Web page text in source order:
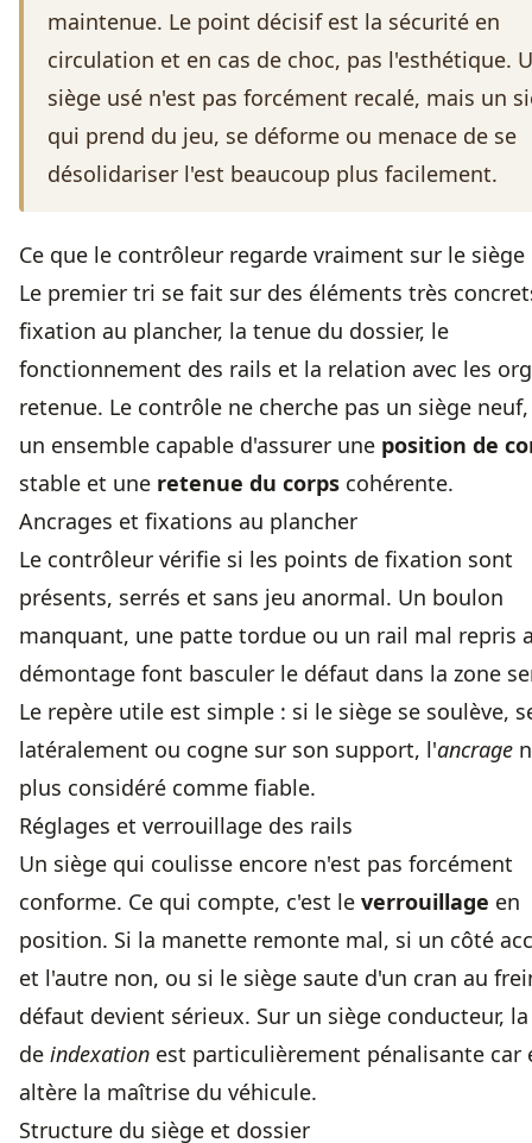
maintenue. Le point décisif est la sécurité en
circulation et en cas de choc, pas l'esthétique.
siège usé n'est pas forcément recalé, mais un
qui prend du jeu, se déforme ou menace de se
désolidariser l'est beaucoup plus facilement.
Ce que le contrôleur regarde vraiment sur le siège
Le premier tri se fait sur des éléments très
fixation au plancher, la tenue du dossier, le
fonctionnement des rails et la relation avec les
retenue. Le contrôle ne cherche pas un siège
un ensemble capable d'assurer une position de
stable et une retenue du corps cohérente.
Ancrages et fixations au plancher
Le contrôleur vérifie si les points de fixation sont
présents, serrés et sans jeu anormal. Un boulon
manquant, une patte tordue ou un rail mal repris
démontage font basculer le défaut dans la zone
Le repère utile est simple : si le siège se soulève,
latéralement ou cogne sur son support, l'ancrage
plus considéré comme fiable.
Réglages et verrouillage des rails
Un siège qui coulisse encore n'est pas forcément
conforme. Ce qui compte, c'est le verrouillage en
position. Si la manette remonte mal, si un côté
et l'autre non, ou si le siège saute d'un cran au
défaut devient sérieux. Sur un siège conducteur,
de indexation est particulièrement pénalisante car
altère la maîtrise du véhicule.
Structure du siège et dossier